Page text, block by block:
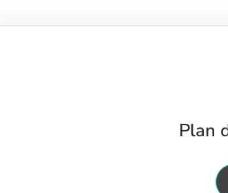
Plan